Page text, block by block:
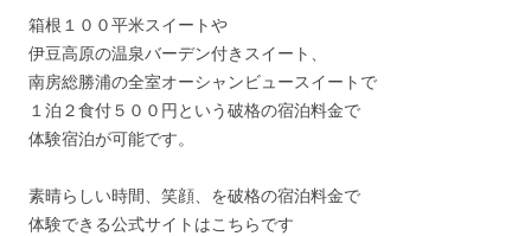
箱根１００平米スイートや
伊豆高原の温泉バーデン付きスイート、
南房総勝浦の全室オーシャンビュースイートで
１泊２食付５００円という破格の宿泊料金で
体験宿泊が可能です。
素晴らしい時間、笑顔、を破格の宿泊料金で
体験できる公式サイトはこちらです